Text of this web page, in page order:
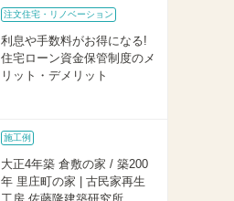
注文住宅・リノベーション
利息や手数料がお得になる!
住宅ローン資金保管制度のメ
リット・デメリット
施工例
大正4年築 倉敷の家 / 築200
年 里庄町の家 | 古民家再生